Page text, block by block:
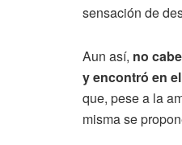
sensación de
Aun así, no
y encontró en
que, pese a la
misma se